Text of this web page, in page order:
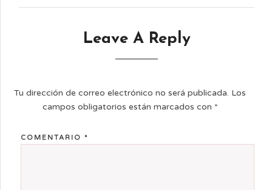
Leave A Reply
Tu dirección de correo electrónico no será publicada. Los
campos obligatorios están marcados con *
COMENTARIO *